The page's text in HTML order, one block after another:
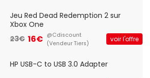
Jeu Red Dead Redemption 2 sur
Xbox One
23€ 16€ @Cdiscount
(Vendeur Tiers)
voir l'offre
HP USB-C to USB 3.0 Adapter